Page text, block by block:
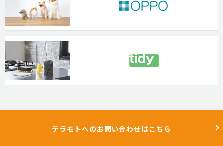
テラモトへのお問い合わせはこちら